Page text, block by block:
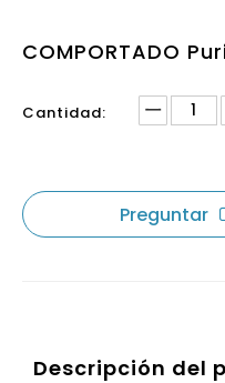
COMPORTADO
Cantidad:
Preguntar
Descripción del